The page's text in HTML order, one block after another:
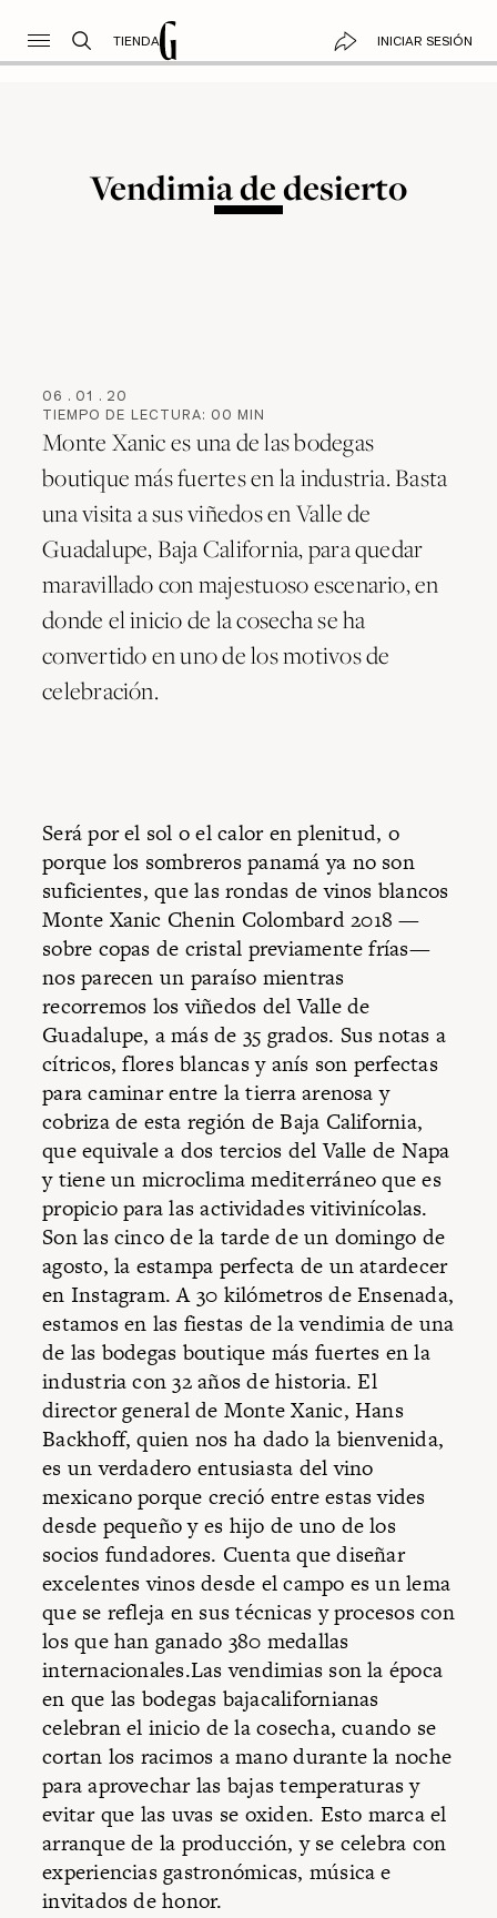
TIENDA INICIAR SESIÓN
Vendimia de desierto
06 . 01 . 20
TIEMPO DE LECTURA: 00 MIN
Monte Xanic es una de las bodegas
boutique más fuertes en la industria. Basta
una visita a sus viñedos en Valle de
Guadalupe, Baja California, para quedar
maravillado con majestuoso escenario, en
donde el inicio de la cosecha se ha
convertido en uno de los motivos de
celebración.
Será por el sol o el calor en plenitud, o
porque los sombreros panamá ya no son
suficientes, que las rondas de vinos blancos
Monte Xanic Chenin Colombard 2018 —
sobre copas de cristal previamente frías—
nos parecen un paraíso mientras
recorremos los viñedos del Valle de
Guadalupe, a más de 35 grados. Sus notas a
cítricos, flores blancas y anís son perfectas
para caminar entre la tierra arenosa y
cobriza de esta región de Baja California,
que equivale a dos tercios del Valle de Napa
y tiene un microclima mediterráneo que es
propicio para las actividades vitivinícolas.
Son las cinco de la tarde de un domingo de
agosto, la estampa perfecta de un atardecer
en Instagram. A 30 kilómetros de Ensenada,
estamos en las fiestas de la vendimia de una
de las bodegas boutique más fuertes en la
industria con 32 años de historia. El
director general de Monte Xanic, Hans
Backhoff, quien nos ha dado la bienvenida,
es un verdadero entusiasta del vino
mexicano porque creció entre estas vides
desde pequeño y es hijo de uno de los
socios fundadores. Cuenta que diseñar
excelentes vinos desde el campo es un lema
que se refleja en sus técnicas y procesos con
los que han ganado 380 medallas
internacionales.Las vendimias son la época
en que las bodegas bajacalifornianas
celebran el inicio de la cosecha, cuando se
cortan los racimos a mano durante la noche
para aprovechar las bajas temperaturas y
evitar que las uvas se oxiden. Esto marca el
arranque de la producción, y se celebra con
experiencias gastronómicas, música e
invitados de honor.